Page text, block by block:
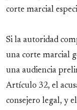
corte marcial
Si la autoridad
una corte marcial
una audiencia
Artículo 32, el
consejero legal, y